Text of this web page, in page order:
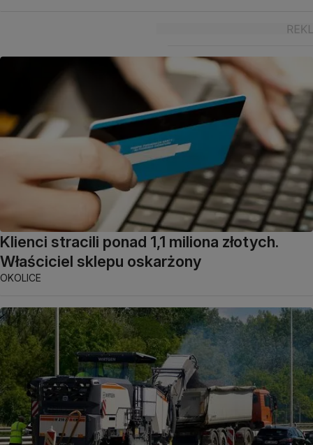
Klienci stracili ponad 1,1 miliona złotych.
Właściciel sklepu oskarżony
OKOLICE